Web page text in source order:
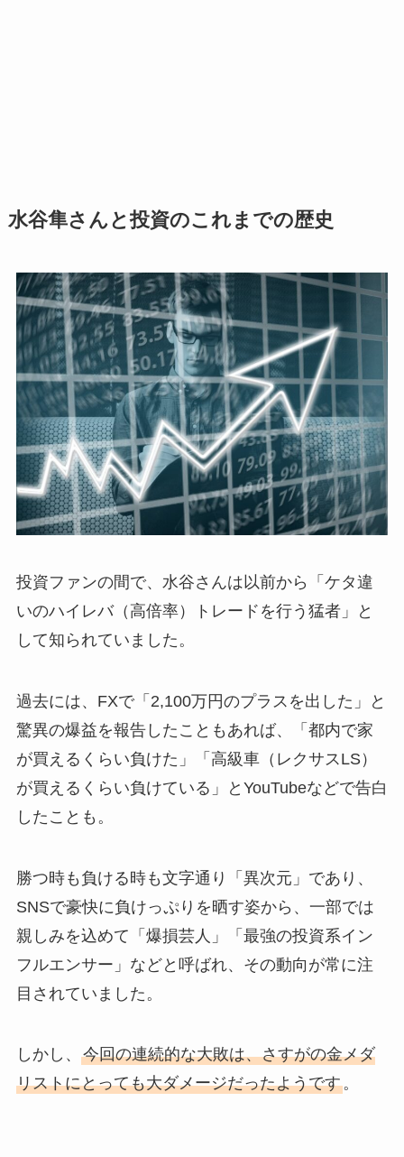
水谷隼さんと投資のこれまでの歴史
投資ファンの間で、水谷さんは以前から「ケタ違
いのハイレバ（高倍率）トレードを行う猛者」と
して知られていました。
過去には、FXで「2,100万円のプラスを出した」と
驚異の爆益を報告したこともあれば、「都内で家
が買えるくらい負けた」「高級車（レクサスLS）
が買えるくらい負けている」とYouTubeなどで告白
したことも。
勝つ時も負ける時も文字通り「異次元」であり、
SNSで豪快に負けっぷりを晒す姿から、一部では
親しみを込めて「爆損芸人」「最強の投資系イン
フルエンサー」などと呼ばれ、その動向が常に注
目されていました。
しかし、 今回の連続的な大敗は、さすがの金メダ
リストにとっても大ダメージだったようです。